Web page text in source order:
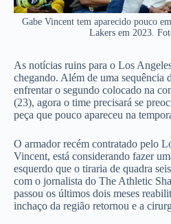
Gabe Vincent tem aparecido pouco
Lakers em 2023.
As notícias ruins para o Los
chegando. Além de uma sequência
enfrentar o segundo colocado na
(23), agora o time precisará se
peça que pouco apareceu na
O armador recém contratado pelo
Vincent, está considerando fazer
esquerdo que o tiraria de quadra
com o jornalista do The Athletic
passou os últimos dois meses
inchaço da região retornou e a